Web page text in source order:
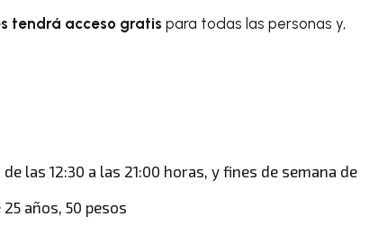
tendrá acceso gratis para todas las personas y,
las 12:30 a las 21:00 horas, y fines de semana de
años, 50 pesos